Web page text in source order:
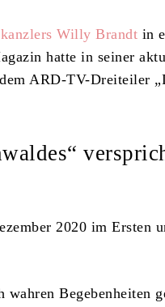
Willy Brandt in
hatte in seiner
ARD-TV-Dreiteiler
2020 im Ersten
Begebenheiten